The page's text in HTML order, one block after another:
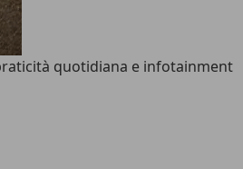
quotidiana e infotainment